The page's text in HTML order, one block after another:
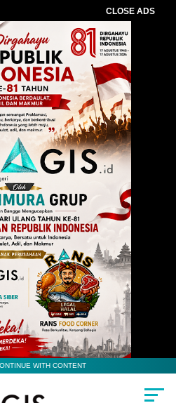
CLOSE ADS
WITH CONTENT